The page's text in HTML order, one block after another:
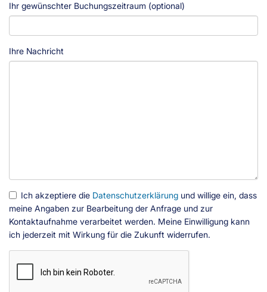
Ihr gewünschter Buchungszeitraum (optional)
Ihre Nachricht
Ich akzeptiere die Datenschutzerklärung und willige ein, dass
meine Angaben zur Bearbeitung der Anfrage und zur
Kontaktaufnahme verarbeitet werden. Meine Einwilligung kann
ich jederzeit mit Wirkung für die Zukunft widerrufen.